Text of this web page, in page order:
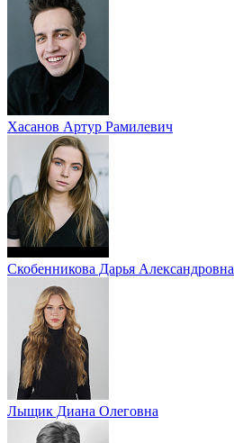
Хасанов Артур Рамилевич
Скобенникова Дарья Александровна
Лыщик Диана Олеговна